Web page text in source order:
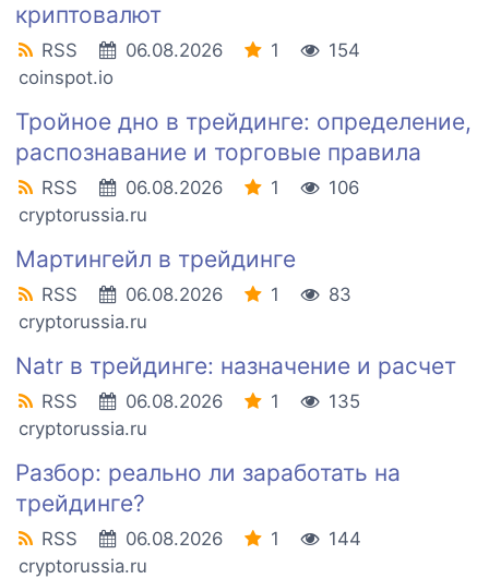
криптовалют
RSS 06.08.2026 1
154
coinspot.io
Тройное дно в трейдинге: определение,
распознавание и торговые правила
RSS 06.08.2026 1
106
cryptorussia.ru
Мартингейл в трейдинге
RSS 06.08.2026 1
83
cryptorussia.ru
Natr в трейдинге: назначение и расчет
RSS 06.08.2026 1
135
cryptorussia.ru
Разбор: реально ли заработать на
трейдинге?
RSS 06.08.2026 1
144
cryptorussia.ru